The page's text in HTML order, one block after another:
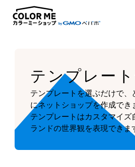
テンプレー
テンプレートを選ぶだけで、
にネットショップを作成でき
テンプレートはカスタマイズ
ランドの世界観を表現できま